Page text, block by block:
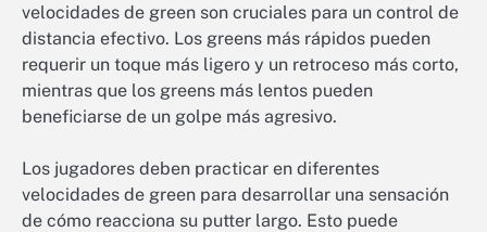
velocidades de green son cruciales para un control de
distancia efectivo. Los greens más rápidos pueden
requerir un toque más ligero y un retroceso más corto,
mientras que los greens más lentos pueden
beneficiarse de un golpe más agresivo.
Los jugadores deben practicar en diferentes
velocidades de green para desarrollar una sensación
de cómo reacciona su putter largo. Esto puede